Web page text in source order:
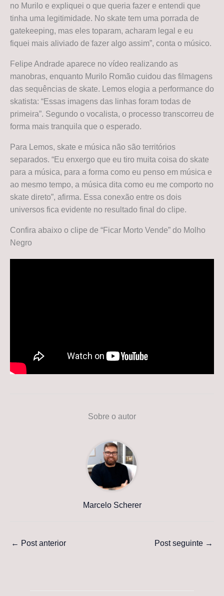
no Murilo e expliquei o que queria fazer e entendi que
tinha uma legitimidade. No skate tem uma porrada de
gatekeeping, mas eles toparam, acharam legal e eu
fiquei mais aliviado de fazer algo assim”, conta o músico.
Felipe Andrade aparece no vídeo realizando as
manobras, enquanto Murilo Romão cuidou das filmagens
das sequências de skate. Lemos elogia a performance do
skatista: “Essas imagens das linhas foram todas de
primeira”. Segundo o vocalista, o processo transcorreu de
forma mais tranquila que o esperado.
Para Lemos, skate e música não são territórios
separados. “Eu enxergo que eu tiro muita coisa do skate
para a música, para a forma como eu penso em música e
ao mesmo tempo, a música dita como eu me comporto no
skate direto”, afirma. Essa conexão entre os dois
universos fica evidente no resultado final do clipe.
Confira abaixo o clipe de “Ficar Morto Vende” do Molho
Negro
Sobre o autor
Marcelo Scherer
← Post anterior Post seguinte →